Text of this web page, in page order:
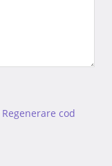
Regenerare cod